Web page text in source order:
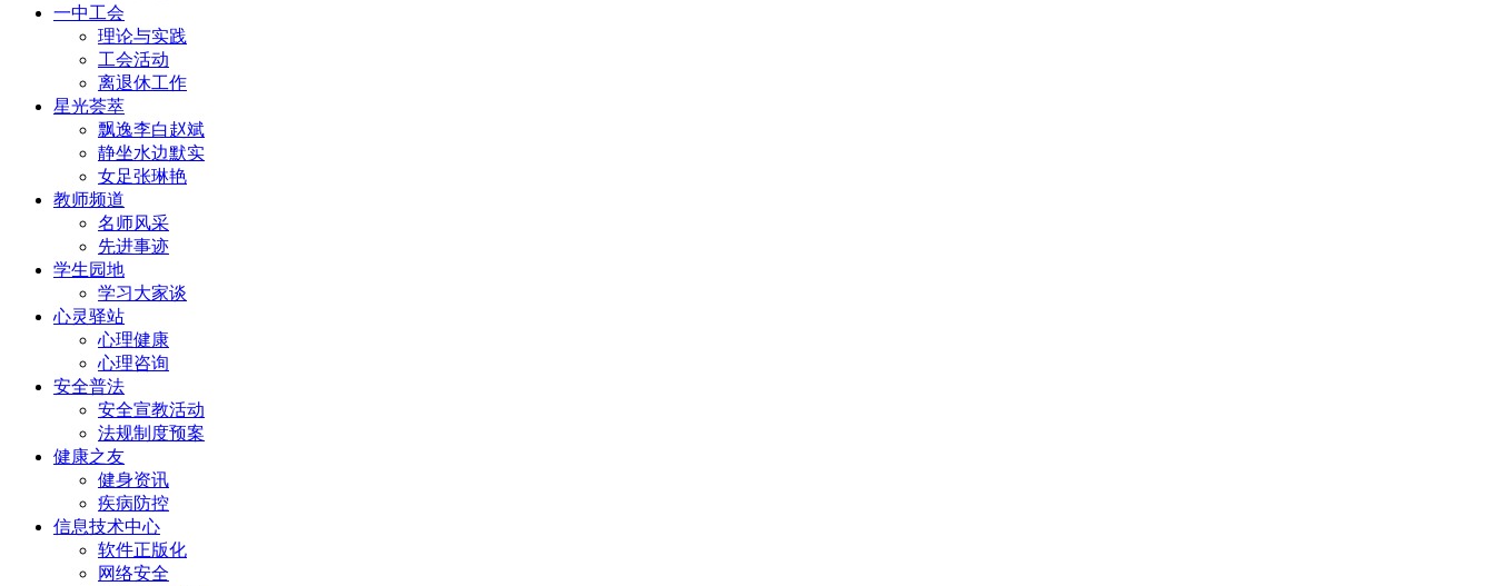
一中工会
理论与实践
工会活动
离退休工作
星光荟萃
飘逸李白赵斌
静坐水边默实
女足张琳艳
教师频道
名师风采
先进事迹
学生园地
学习大家谈
心灵驿站
心理健康
心理咨询
安全普法
安全宣教活动
法规制度预案
健康之友
健身资讯
疾病防控
信息技术中心
软件正版化
网络安全